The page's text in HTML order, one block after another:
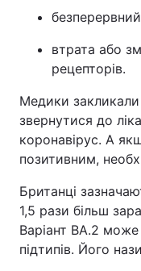
втрата або
рецепторів.
Медики
звернутися до
коронавірус. А
позитивним,
Британці
1,5 рази більш
Варіант BA.2
підтипів. Його